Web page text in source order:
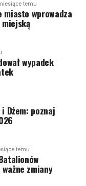
temu
wprowadza
wypadek
Dżem: poznaj
temu
zmiany